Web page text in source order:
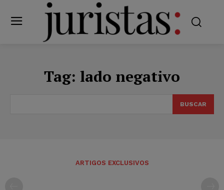
Tag: lado negativo
BUSCAR
ARTIGOS EXCLUSIVOS